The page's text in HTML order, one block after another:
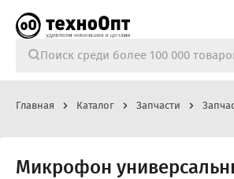
Главная Каталог Запчасти
Микрофон